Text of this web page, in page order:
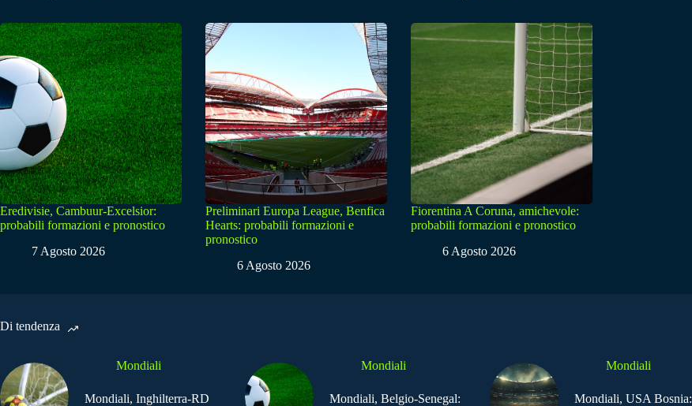
Eredivisie, Cambuur-Excelsior:
probabili formazioni e pronostico
7 Agosto 2026
Preliminari Europa League, Benfica
Hearts: probabili formazioni e
pronostico
6 Agosto 2026
Fiorentina A Coruna, amichevole:
probabili formazioni e pronostico
6 Agosto 2026
Di tendenza
Mondiali
Mondiali, Inghilterra-RD
Mondiali
Mondiali, Belgio-Senegal:
Mondiali
Mondiali, USA Bosnia: